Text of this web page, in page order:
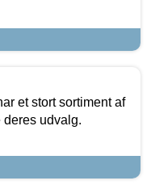
et stort sortiment af
deres udvalg.